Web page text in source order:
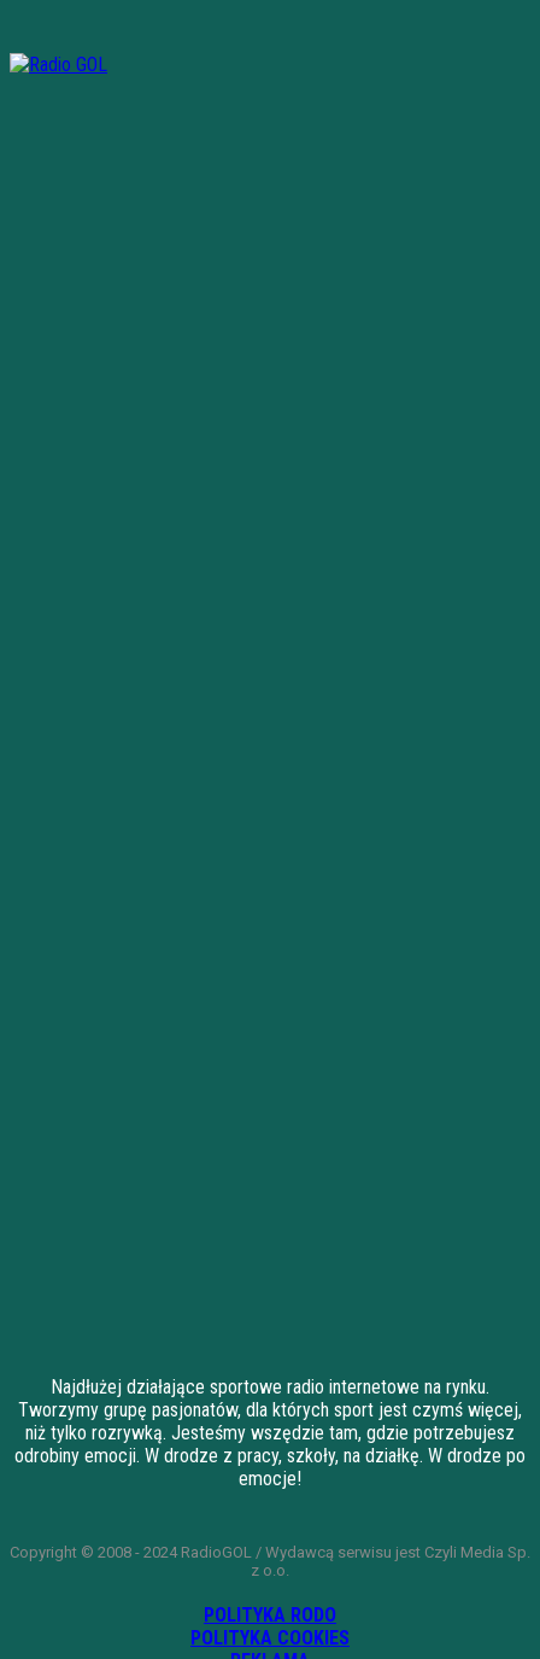
Najdłużej działające sportowe radio internetowe na rynku.
Tworzymy grupę pasjonatów, dla których sport jest czymś więcej,
niż tylko rozrywką. Jesteśmy wszędzie tam, gdzie potrzebujesz
odrobiny emocji. W drodze z pracy, szkoły, na działkę. W drodze po
emocje!
Copyright © 2008 - 2024 RadioGOL / Wydawcą serwisu jest Czyli Media Sp.
z o.o.
POLITYKA RODO
POLITYKA COOKIES